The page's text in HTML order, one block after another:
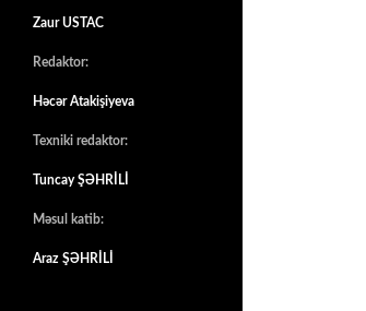
Zaur USTAC
Redaktor:
Həcər Atakişiyeva
Texniki redaktor:
Tuncay ŞƏHRİLİ
Məsul katib:
Araz ŞƏHRİLİ